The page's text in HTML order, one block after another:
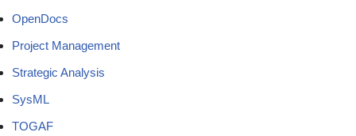
OpenDocs
Project Management
Strategic Analysis
SysML
TOGAF